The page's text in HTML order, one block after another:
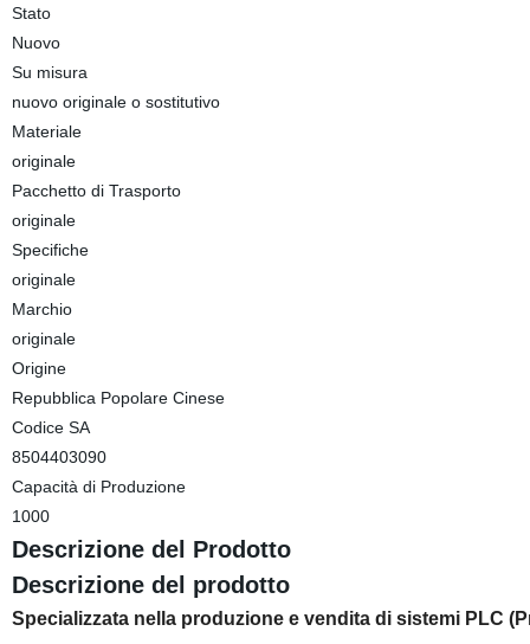
Stato
Nuovo
Su misura
nuovo originale o sostitutivo
Materiale
originale
Pacchetto di Trasporto
originale
Specifiche
originale
Marchio
originale
Origine
Repubblica Popolare Cinese
Codice SA
8504403090
Capacità di Produzione
1000
Descrizione del Prodotto
Descrizione del prodotto
Specializzata nella produzione e vendita di sistemi PLC